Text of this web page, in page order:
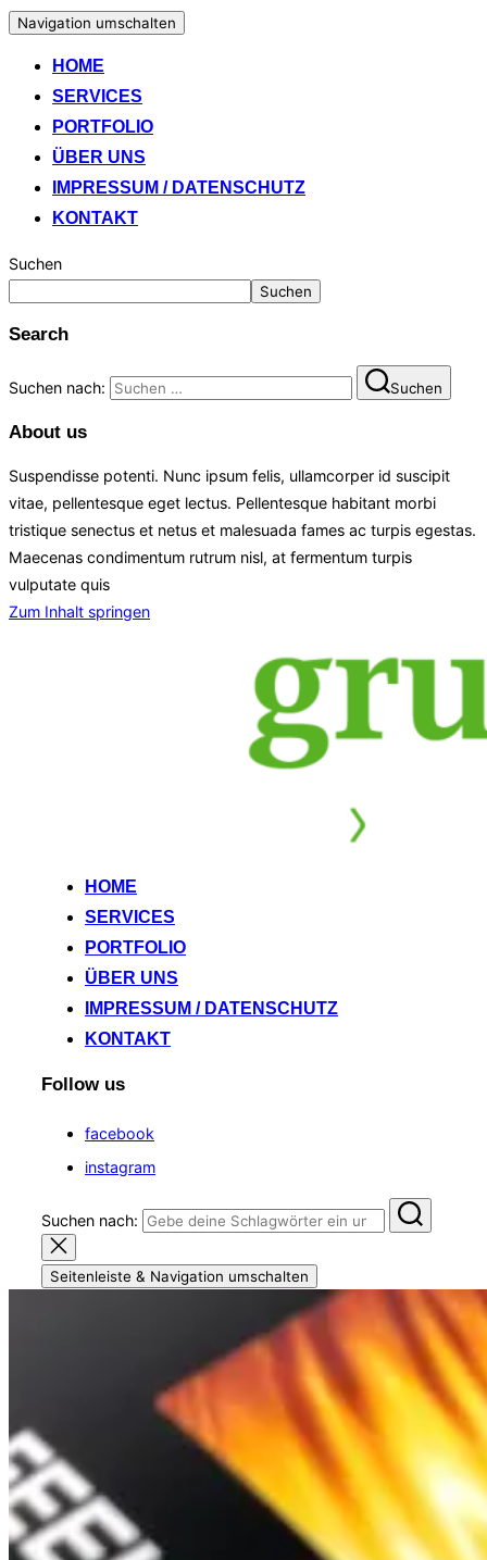
Navigation umschalten
HOME
SERVICES
PORTFOLIO
ÜBER UNS
IMPRESSUM / DATENSCHUTZ
KONTAKT
Suchen
Suchen
Search
Suchen nach: Suchen
About us
Suspendisse potenti. Nunc ipsum felis, ullamcorper id suscipit
vitae, pellentesque eget lectus. Pellentesque habitant morbi
tristique senectus et netus et malesuada fames ac turpis egestas.
Maecenas condimentum rutrum nisl, at fermentum turpis
vulputate quis
Zum Inhalt springen
HOME
SERVICES
PORTFOLIO
ÜBER UNS
IMPRESSUM / DATENSCHUTZ
KONTAKT
Follow us
facebook
instagram
Suchen nach:
Seitenleiste & Navigation umschalten